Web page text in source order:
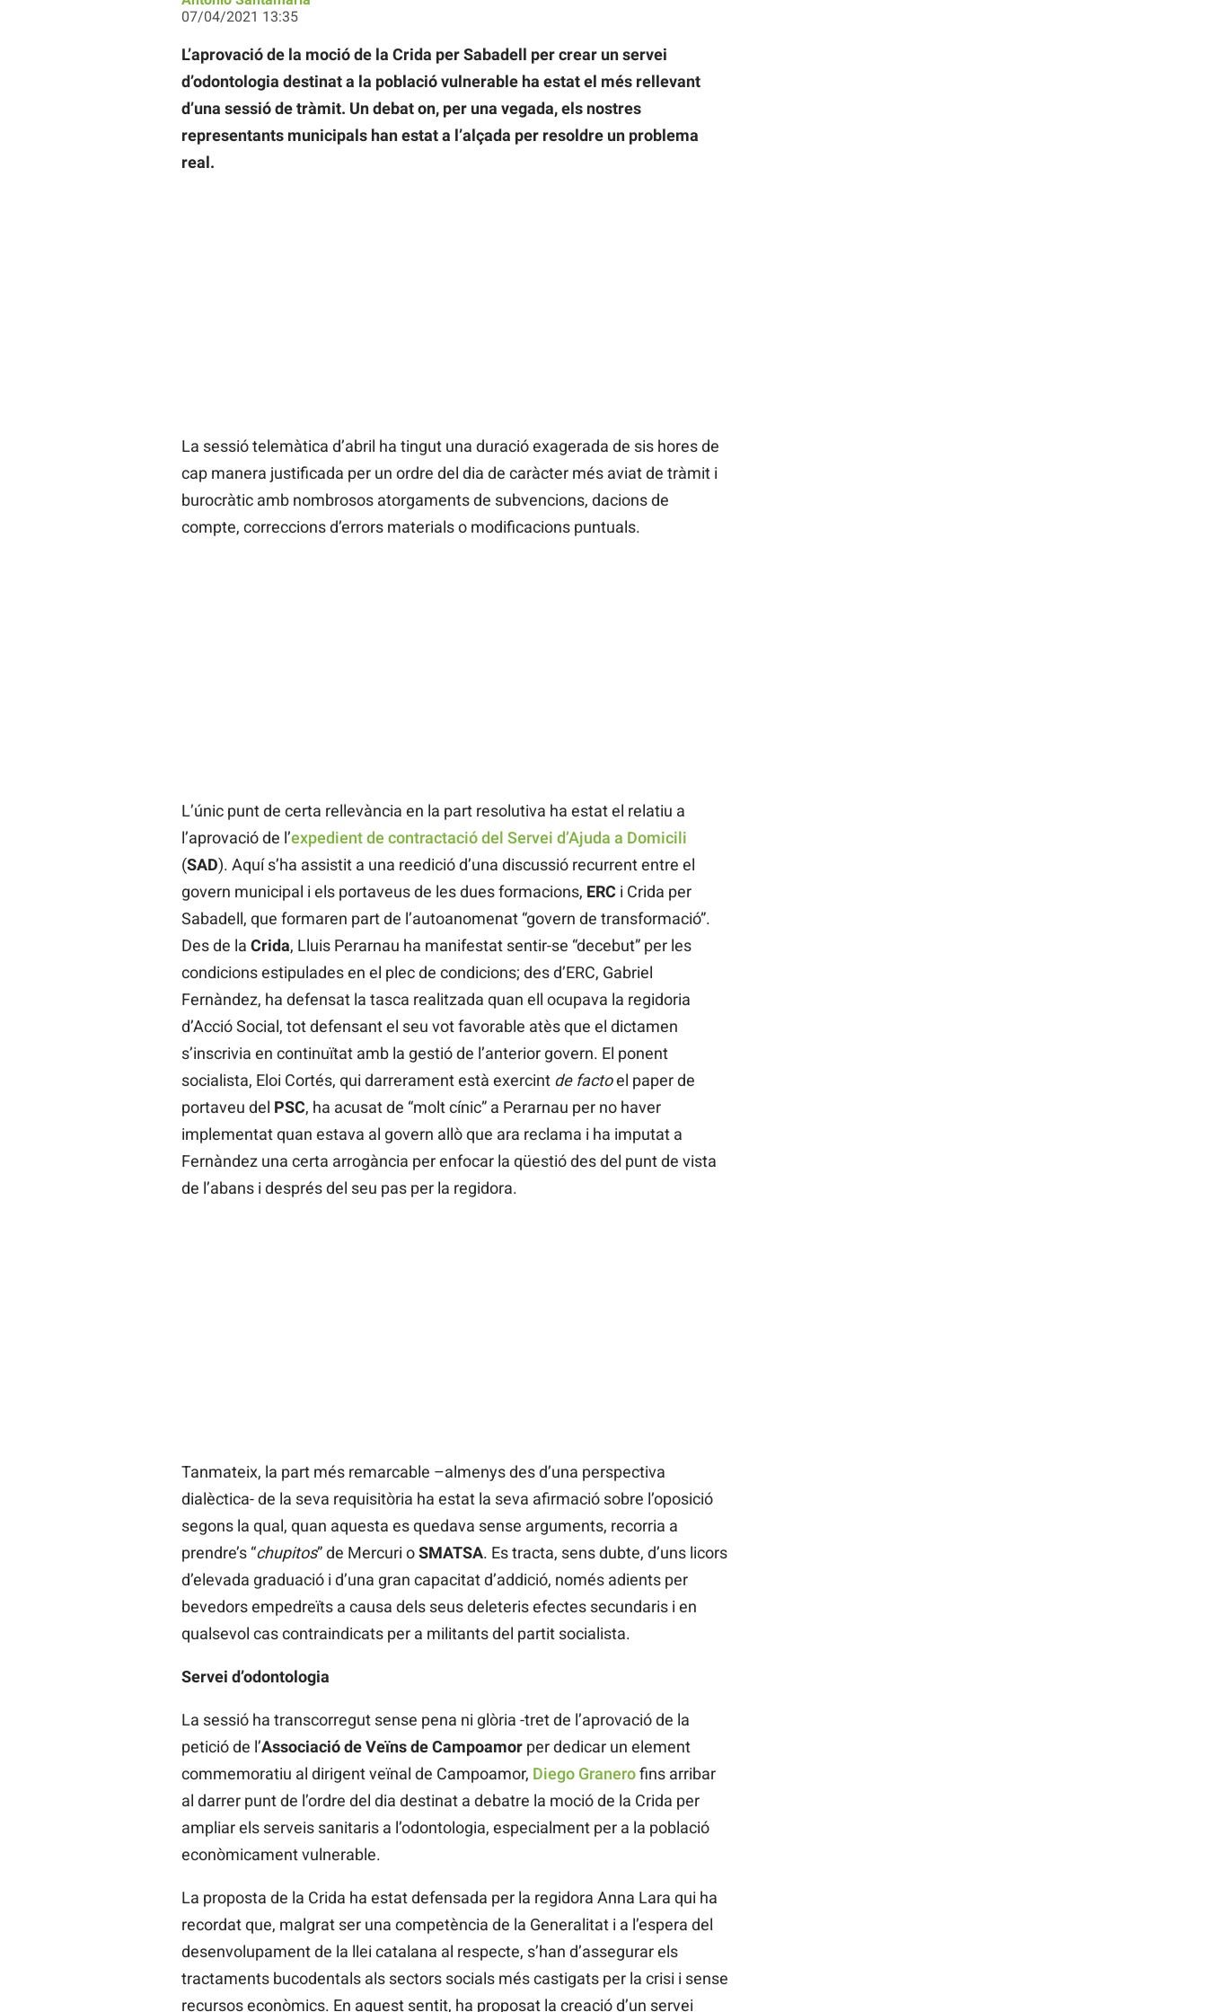
07/04/2021 13:35
L’aprovació de la moció de la Crida per Sabadell per crear un servei
d’odontologia destinat a la població vulnerable ha estat el més rellevant
d’una sessió de tràmit. Un debat on, per una vegada, els nostres
representants municipals han estat a l’alçada per resoldre un problema
real.
La sessió telemàtica d’abril ha tingut una duració exagerada de sis hores de
cap manera justificada per un ordre del dia de caràcter més aviat de tràmit i
burocràtic amb nombrosos atorgaments de subvencions, dacions de
compte, correccions d’errors materials o modificacions puntuals.
L’únic punt de certa rellevància en la part resolutiva ha estat el relatiu a
l’aprovació de l’expedient de contractació del Servei d’Ajuda a Domicili
(SAD). Aquí s’ha assistit a una reedició d’una discussió recurrent entre el
govern municipal i els portaveus de les dues formacions, ERC i Crida per
Sabadell, que formaren part de l’autoanomenat “govern de transformació”.
Des de la Crida, Lluis Perarnau ha manifestat sentir-se “decebut” per les
condicions estipulades en el plec de condicions; des d’ERC, Gabriel
Fernàndez, ha defensat la tasca realitzada quan ell ocupava la regidoria
d’Acció Social, tot defensant el seu vot favorable atès que el dictamen
s’inscrivia en continuïtat amb la gestió de l’anterior govern. El ponent
socialista, Eloi Cortés, qui darrerament està exercint de factoel paper de
portaveu del PSC, ha acusat de “molt cínic” a Perarnau per no haver
implementat quan estava al govern allò que ara reclama i ha imputat a
Fernàndez una certa arrogància per enfocar la qüestió des del punt de vista
de l’abans i després del seu pas per la regidora.
Tanmateix, la part més remarcable –almenys des d’una perspectiva
dialèctica- de la seva requisitòria ha estat la seva afirmació sobre l’oposició
segons la qual, quan aquesta es quedava sense arguments, recorria a
prendre’s “chupitos” de Mercuri oSMATSA. Es tracta, sens dubte, d’uns licors
d’elevada graduació i d’una gran capacitat d’addició, només adients per
bevedors empedreïts a causa dels seus deleteris efectes secundaris i en
qualsevol cas contraindicats per a militants del partit socialista.
Servei d’odontologia
La sessió ha transcorregut sense pena ni glòria -tret de l’aprovació de la
petició de l’Associació de Veïns de Campoamorper dedicar un element
commemoratiu al dirigent veïnal de Campoamor, Diego Granerofins arribar
al darrer punt de l’ordre del dia destinat a debatre la moció de la Crida per
ampliar els serveis sanitaris a l’odontologia, especialment per a la població
econòmicament vulnerable.
La proposta de la Crida ha estat defensada per la regidora Anna Lara qui ha
recordat que, malgrat ser una competència de la Generalitat i a l’espera del
desenvolupament de la llei catalana al respecte, s’han d’assegurar els
tractaments bucodentals als sectors socials més castigats per la crisi i sense
recursos econòmics. En aquest sentit, ha proposat la creació d’un servei